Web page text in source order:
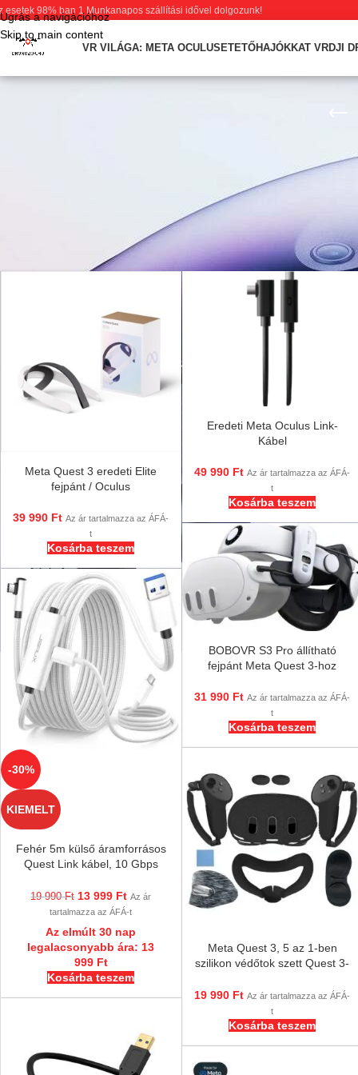
Ugrás a navigációhoz
Skip to main content
esetek 98% ban 1 Munkanapos szállítási idővel dolgozunk!
VR VILÁGA: META OCULUS ETETŐHAJÓKKAT VRDJI
Tartozékok VR szemüvegekhez, Meta Oculus és HTC virtuális valóság
VR világa: Meta Oculus
Meta Quest 3 eredeti Elite
fejpánt / Oculus
39 990 Ft Az ár tartalmazza az ÁFÁ-
t
Kosárba teszem
Eredeti Meta Oculus Link-
Kábel
49 990 Ft Az ár tartalmazza az ÁFÁ-
t
Kosárba teszem
BOBOVR S3 Pro állítható
fejpánt Meta Quest 3-hoz
31 990 Ft Az ár tartalmazza az ÁFÁ-
t
Kosárba teszem
-30%
KIEMELT
Fehér 5m külső áramforrásos
Quest Link kábel, 10 Gbps
3, 2, 1, Pro, Pico 4 Ultra,
19 990Ft 13 999 Ft Az ár
tartalmazza az ÁFÁ-t
Az elmúlt 30 nap
legalacsonyabb ára: 13
999 Ft
Kosárba teszem
Meta Quest 3, 5 az 1-ben
szilikon védőtok szett Quest 3-
lencsevédő, joystick
19 990 Ft Az ár tartalmazza az ÁFÁ-
t
Kosárba teszem